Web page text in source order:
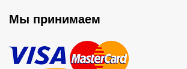
Мы принимаем